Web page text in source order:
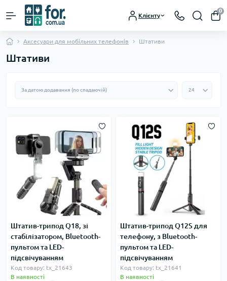
Клієнту
0
Аксесуари для мобільних телефонів Штативи
Штативи
Штатив-трипод Q18, зі
стабілізатором, Bluetooth-
пультом та LED-
підсвічуванням
Код товару: tx_21643
В наявності
Штатив-трипод Q12S для
телефону, з Bluetooth-
пультом та LED-
підсвічуванням
Код товару: tx_21641
В наявності